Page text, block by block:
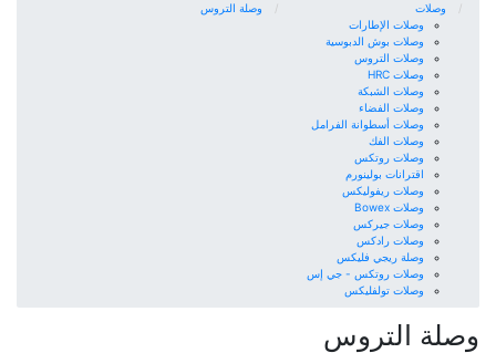
وصلات
وصلات الإطارات
وصلات بوش الدبوسية
وصلات التروس
وصلات HRC
وصلات الشبكة
وصلات الفضاء
وصلات أسطوانة الفرامل
وصلات الفك
وصلات روتكس
اقترانات بولينورم
وصلات ريفوليكس
وصلات Bowex
وصلات جيركس
وصلات رادكس
وصلة ريجي فليكس
وصلات روتكس - جي إس
وصلات تولفليكس
وصلة التروس
وصلة التروس